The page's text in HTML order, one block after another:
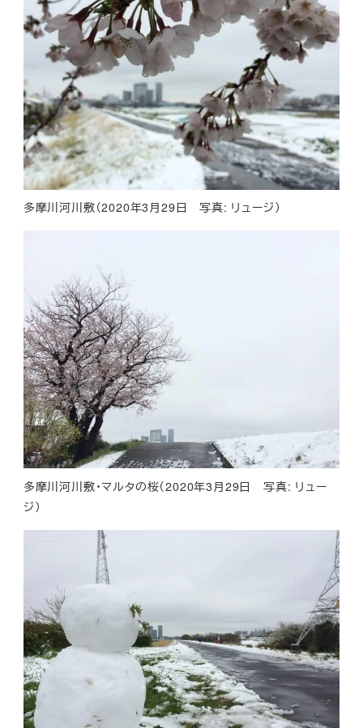
多摩川河川敷（2020年3月29日 写真: リュージ）
多摩川河川敷・マルタの桜（2020年3月29日 写真: リュー
ジ）